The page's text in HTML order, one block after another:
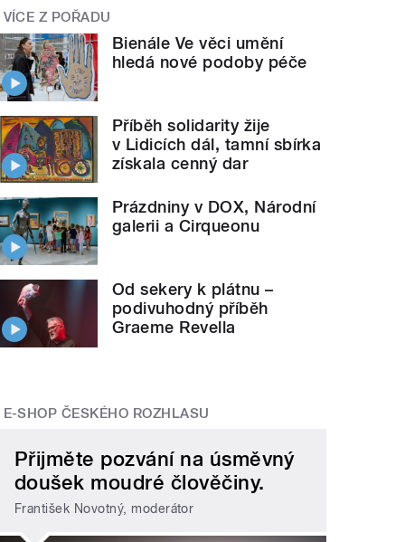
VÍCE Z POŘADU
Bienále Ve věci umění
hledá nové podoby péče
Příběh solidarity žije
v Lidicích dál, tamní sbírka
získala cenný dar
Prázdniny v DOX, Národní
galerii a Cirqueonu
Od sekery k plátnu –
podivuhodný příběh
Graeme Revella
E-SHOP ČESKÉHO ROZHLASU
Přijměte pozvání na úsměvný
doušek moudré člověčiny.
František Novotný, moderátor